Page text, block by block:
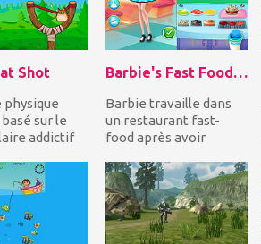
Shot
physique
sur le
addictif
Barbie's Fast Food Restaurant
Barbie travaille dans
un restaurant fast-
food après avoir
Aidez-la d'abord à s'...